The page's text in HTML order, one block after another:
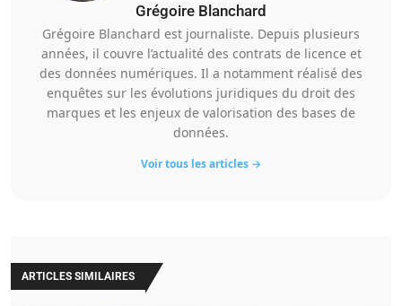
Grégoire Blanchard
Grégoire Blanchard est journaliste. Depuis plusieurs
années, il couvre l’actualité des contrats de licence et
des données numériques. Il a notamment réalisé des
enquêtes sur les évolutions juridiques du droit des
marques et les enjeux de valorisation des bases de
données.
Voir tous les articles →
ARTICLES SIMILAIRES